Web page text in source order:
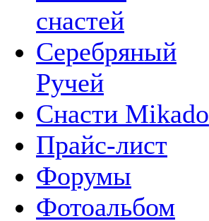
снастей
Серебряный
Ручей
Снасти Mikado
Прайс-лист
Форумы
Фотоальбом